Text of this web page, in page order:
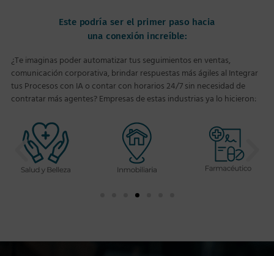
Este podría ser el primer paso hacia
una conexión increíble:
¿Te imaginas poder automatizar tus seguimientos en ventas,
comunicación corporativa, brindar respuestas más ágiles al Integrar
tus Procesos con IA o contar con horarios 24/7 sin necesidad de
contratar más agentes? Empresas de estas industrias ya lo hicieron: